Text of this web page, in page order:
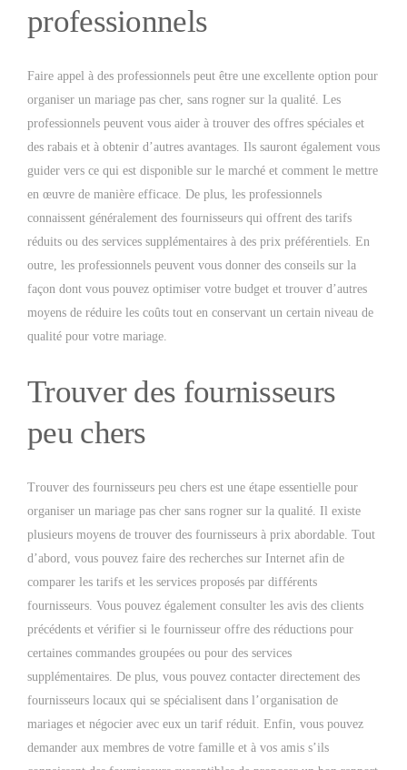
professionnels
Faire appel à des professionnels peut être une excellente option pour
organiser un mariage pas cher, sans rogner sur la qualité. Les
professionnels peuvent vous aider à trouver des offres spéciales et
des rabais et à obtenir d’autres avantages. Ils sauront également vous
guider vers ce qui est disponible sur le marché et comment le mettre
en œuvre de manière efficace. De plus, les professionnels
connaissent généralement des fournisseurs qui offrent des tarifs
réduits ou des services supplémentaires à des prix préférentiels. En
outre, les professionnels peuvent vous donner des conseils sur la
façon dont vous pouvez optimiser votre budget et trouver d’autres
moyens de réduire les coûts tout en conservant un certain niveau de
qualité pour votre mariage.
Trouver des fournisseurs
peu chers
Trouver des fournisseurs peu chers est une étape essentielle pour
organiser un mariage pas cher sans rogner sur la qualité. Il existe
plusieurs moyens de trouver des fournisseurs à prix abordable. Tout
d’abord, vous pouvez faire des recherches sur Internet afin de
comparer les tarifs et les services proposés par différents
fournisseurs. Vous pouvez également consulter les avis des clients
précédents et vérifier si le fournisseur offre des réductions pour
certaines commandes groupées ou pour des services
supplémentaires. De plus, vous pouvez contacter directement des
fournisseurs locaux qui se spécialisent dans l’organisation de
mariages et négocier avec eux un tarif réduit. Enfin, vous pouvez
demander aux membres de votre famille et à vos amis s’ils